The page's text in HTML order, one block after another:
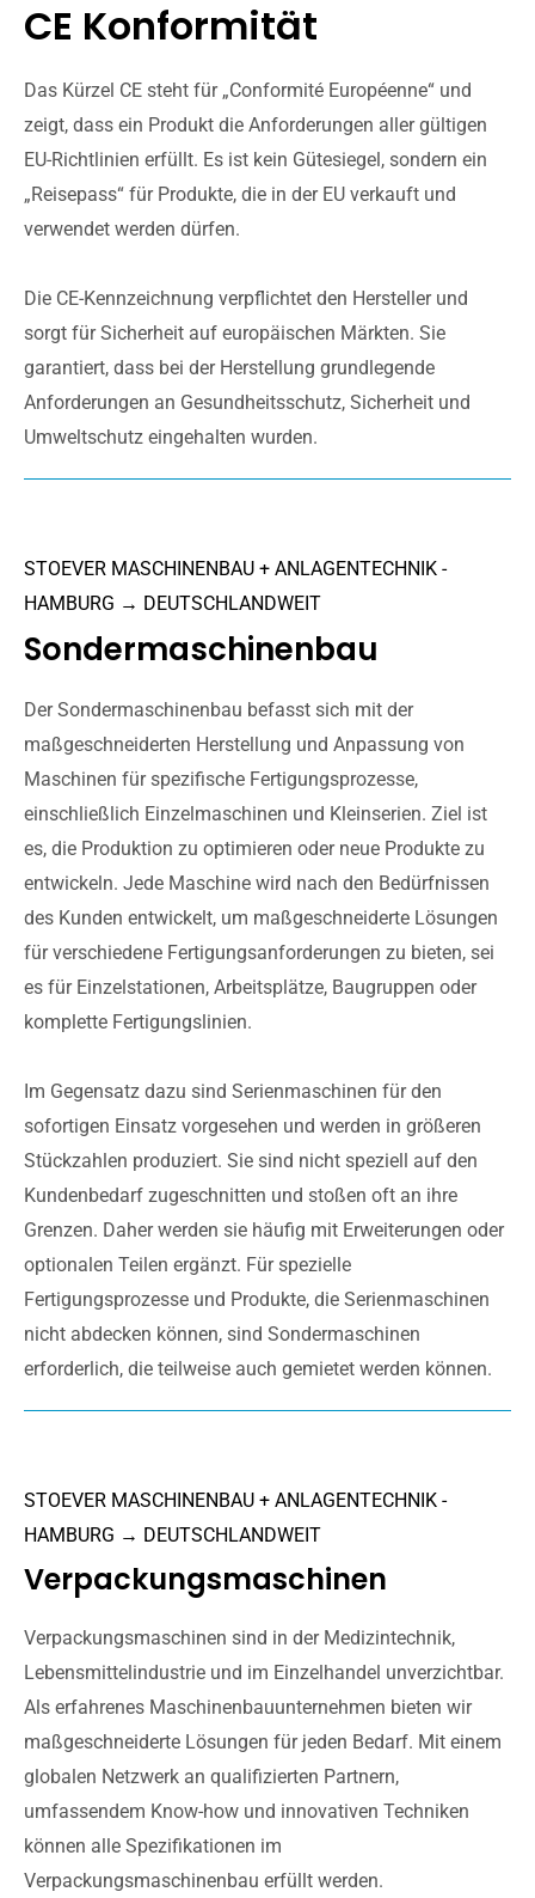
CE Konformität
Das Kürzel CE steht für „Conformité Européenne“ und
zeigt, dass ein Produkt die Anforderungen aller gültigen
EU-Richtlinien erfüllt. Es ist kein Gütesiegel, sondern ein
„Reisepass“ für Produkte, die in der EU verkauft und
verwendet werden dürfen.
Die CE-Kennzeichnung verpflichtet den Hersteller und
sorgt für Sicherheit auf europäischen Märkten. Sie
garantiert, dass bei der Herstellung grundlegende
Anforderungen an Gesundheitsschutz, Sicherheit und
Umweltschutz eingehalten wurden.
STOEVER MASCHINENBAU + ANLAGENTECHNIK -
HAMBURG → DEUTSCHLANDWEIT
Sondermaschinenbau
Der Sondermaschinenbau befasst sich mit der
maßgeschneiderten Herstellung und Anpassung von
Maschinen für spezifische Fertigungsprozesse,
einschließlich Einzelmaschinen und Kleinserien. Ziel ist
es, die Produktion zu optimieren oder neue Produkte zu
entwickeln. Jede Maschine wird nach den Bedürfnissen
des Kunden entwickelt, um maßgeschneiderte Lösungen
für verschiedene Fertigungsanforderungen zu bieten, sei
es für Einzelstationen, Arbeitsplätze, Baugruppen oder
komplette Fertigungslinien.
Im Gegensatz dazu sind Serienmaschinen für den
sofortigen Einsatz vorgesehen und werden in größeren
Stückzahlen produziert. Sie sind nicht speziell auf den
Kundenbedarf zugeschnitten und stoßen oft an ihre
Grenzen. Daher werden sie häufig mit Erweiterungen oder
optionalen Teilen ergänzt. Für spezielle
Fertigungsprozesse und Produkte, die Serienmaschinen
nicht abdecken können, sind Sondermaschinen
erforderlich, die teilweise auch gemietet werden können.
STOEVER MASCHINENBAU + ANLAGENTECHNIK -
HAMBURG → DEUTSCHLANDWEIT
Verpackungsmaschinen
Verpackungsmaschinen sind in der Medizintechnik,
Lebensmittelindustrie und im Einzelhandel unverzichtbar.
Als erfahrenes Maschinenbauunternehmen bieten wir
maßgeschneiderte Lösungen für jeden Bedarf. Mit einem
globalen Netzwerk an qualifizierten Partnern,
umfassendem Know-how und innovativen Techniken
können alle Spezifikationen im
Verpackungsmaschinenbau erfüllt werden.